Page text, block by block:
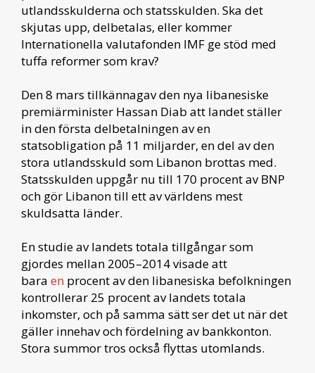
utlandsskulderna och statsskulden. Ska det
skjutas upp, delbetalas, eller kommer
Internationella valutafonden IMF ge stöd med
tuffa reformer som krav?
Den 8 mars tillkännagav den nya libanesiske
premiärminister Hassan Diab att landet ställer
in den första delbetalningen av en
statsobligation på 11 miljarder, en del av den
stora utlandsskuld som Libanon brottas med.
Statsskulden uppgår nu till 170 procent av BNP
och gör Libanon till ett av världens mest
skuldsatta länder.
En studie av landets totala tillgångar som
gjordes mellan 2005–2014 visade att
bara en procent av den libanesiska befolkningen
kontrollerar 25 procent av landets totala
inkomster, och på samma sätt ser det ut när det
gäller innehav och fördelning av bankkonton.
Stora summor tros också flyttas utomlands.